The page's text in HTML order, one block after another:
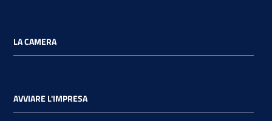
Ac
LA CAMERA
AVVIARE L'IMPRESA